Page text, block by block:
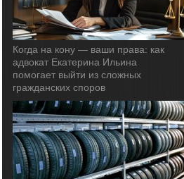
Когда на кону — ваши права: как
адвокат Екатерина Ильина
помогает выйти из сложных
гражданских споров